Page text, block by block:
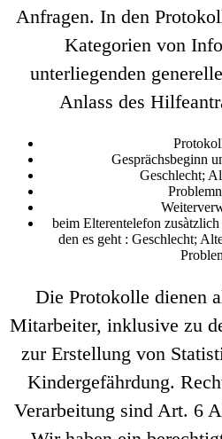
Anfragen. In den
Kategorien von
unterliegenden
Anlass des
Gesprächsbeginn
Geschlecht;
beim Elterentelefon
den es geht : Geschlecht;
Die Protokolle dienen
Mitarbeiter, inklusive zu
zur Erstellung von
Kindergefährdung.
Verarbeitung sind Art. 6